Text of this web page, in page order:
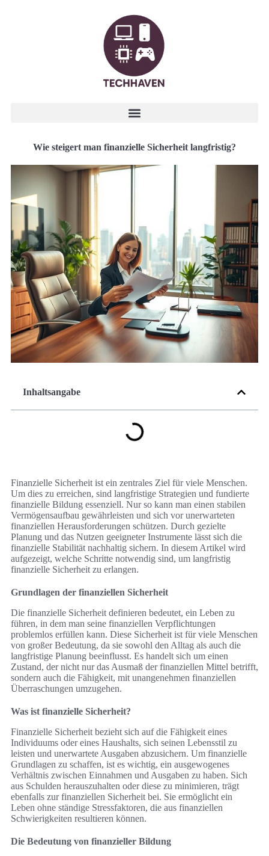
Wie steigert man finanzielle Sicherheit langfristig?
Inhaltsangabe
Finanzielle Sicherheit ist ein zentrales Ziel für viele Menschen.
Um dies zu erreichen, sind langfristige Strategien und fundierte
finanzielle Bildung essenziell. Nur so kann man einen stabilen
Vermögensaufbau gewährleisten und sich vor unerwarteten
finanziellen Herausforderungen schützen. Durch gezielte
Planung und das Nutzen geeigneter Instrumente lässt sich die
finanzielle Stabilität nachhaltig sichern. In diesem Artikel wird
aufgezeigt, welche Schritte notwendig sind, um langfristig
finanzielle Sicherheit zu erlangen.
Grundlagen der finanziellen Sicherheit
Die finanzielle Sicherheit definieren bedeutet, ein Leben zu
führen, in dem man seine finanziellen Verpflichtungen
problemlos erfüllen kann. Diese Sicherheit ist für viele Menschen
von großer Bedeutung, da sie sowohl den Alltag als auch die
langfristige Planung beeinflusst. Es handelt sich um einen
Zustand, der nicht nur das Ausmaß der finanziellen Mittel betrifft,
sondern auch die Fähigkeit, mit unangenehmen finanziellen
Überraschungen umzugehen.
Was ist finanzielle Sicherheit?
Finanzielle Sicherheit bezieht sich auf die Fähigkeit eines
Individuums oder eines Haushalts, sich seinen Lebensstil zu
leisten und unerwartete Ausgaben abzusichern. Um finanzielle
Grundlagen zu schaffen, ist es wichtig, ein ausgewogenes
Verhältnis zwischen Einnahmen und Ausgaben zu haben. Sich
aus Schulden herauszuhalten oder diese zu minimieren, trägt
ebenfalls zur finanziellen Sicherheit bei. Sie ermöglicht ein
Leben ohne ständige Stressfaktoren, die aus finanziellen
Schwierigkeiten resultieren können.
Die Bedeutung von finanzieller Bildung